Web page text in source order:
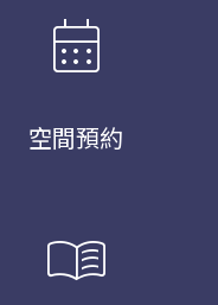
calendar_month
空間預約
menu_book